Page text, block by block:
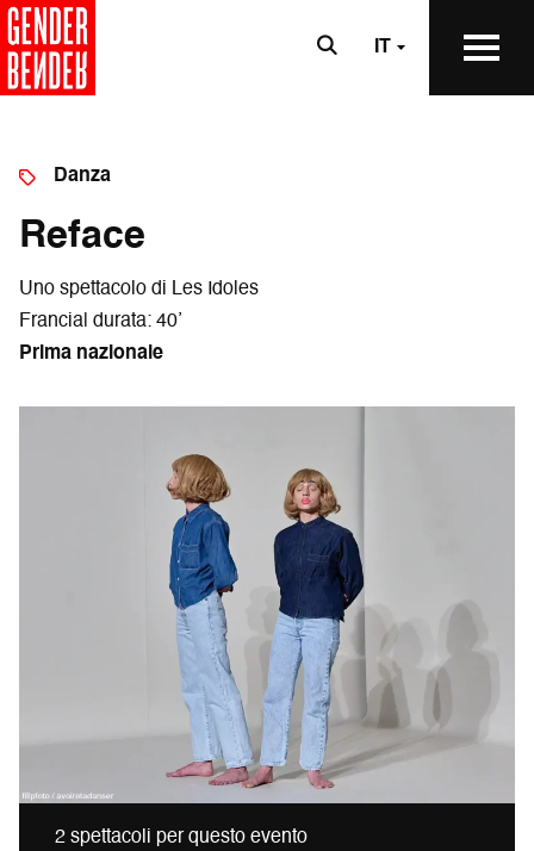
IT
Danza
Reface
Uno spettacolo di Les Idoles
Francia| durata: 40’
Prima nazionale
2 spettacoli per questo evento